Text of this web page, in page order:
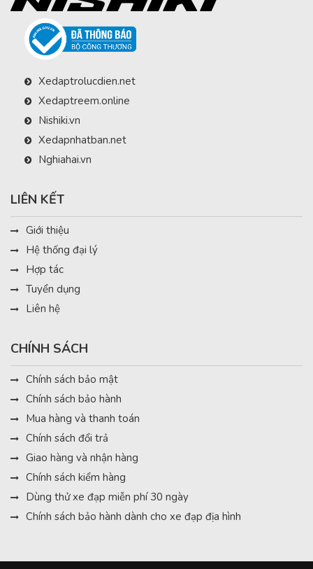
Xedaptrolucdien.net
Xedaptreem.online
Nishiki.vn
Xedapnhatban.net
Nghiahai.vn
LIÊN KẾT
Giới thiệu
Hệ thống đại lý
Hợp tác
Tuyển dụng
Liên hệ
CHÍNH SÁCH
Chính sách bảo mật
Chính sách bảo hành
Mua hàng và thanh toán
Chính sách đổi trả
Giao hàng và nhận hàng
Chính sách kiểm hàng
Dùng thử xe đạp miễn phí 30 ngày
Chính sách bảo hành dành cho xe đạp địa hình